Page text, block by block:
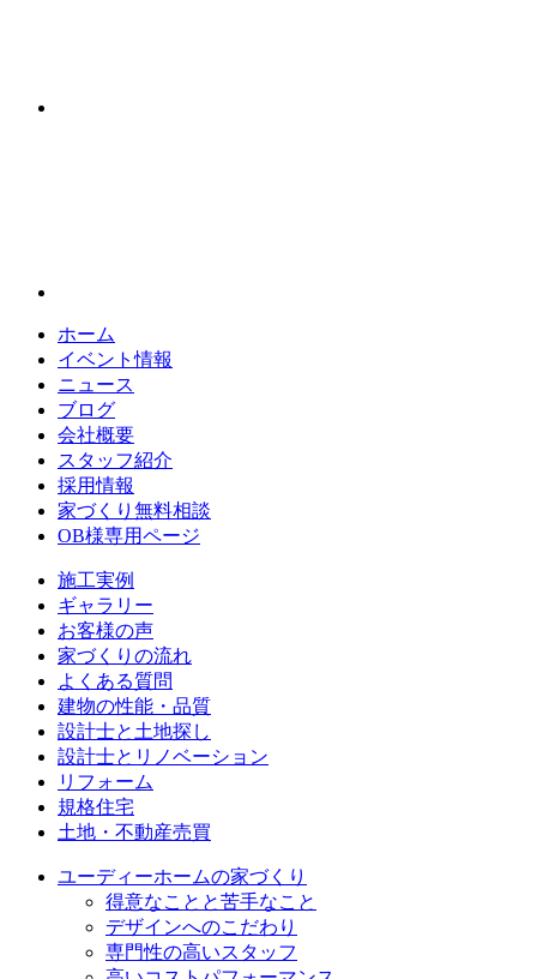
ホーム
イベント情報
ニュース
ブログ
会社概要
スタッフ紹介
採用情報
家づくり無料相談
OB様専用ページ
施⼯実例
ギャラリー
お客様の声
家づくりの流れ
よくある質問
建物の性能・品質
設計士と土地探し
設計士とリノベーション
リフォーム
規格住宅
⼟地・不動産売買
ユーディーホームの家づくり
得意なことと苦手なこと
デザインへのこだわり
専⾨性の高いスタッフ